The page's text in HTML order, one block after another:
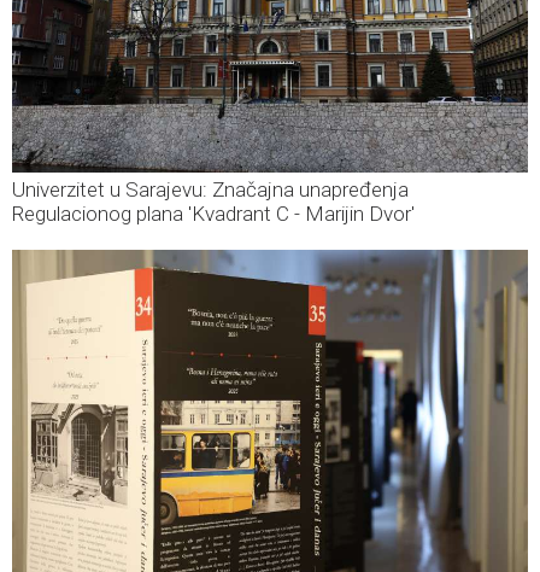
Univerzitet u Sarajevu: Značajna unapređenja
Regulacionog plana 'Kvadrant C - Marijin Dvor'